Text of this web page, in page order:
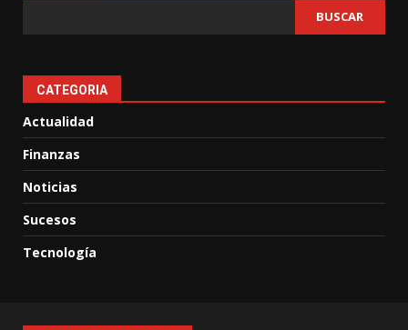
BUSCAR
CATEGORIA
Actualidad
Finanzas
Noticias
Sucesos
Tecnología